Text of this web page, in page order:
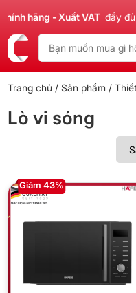
hãng - Xuất VAT đầy đủ
Trang chủ / Sản phẩm /
Lò vi sóng
Giảm 43%